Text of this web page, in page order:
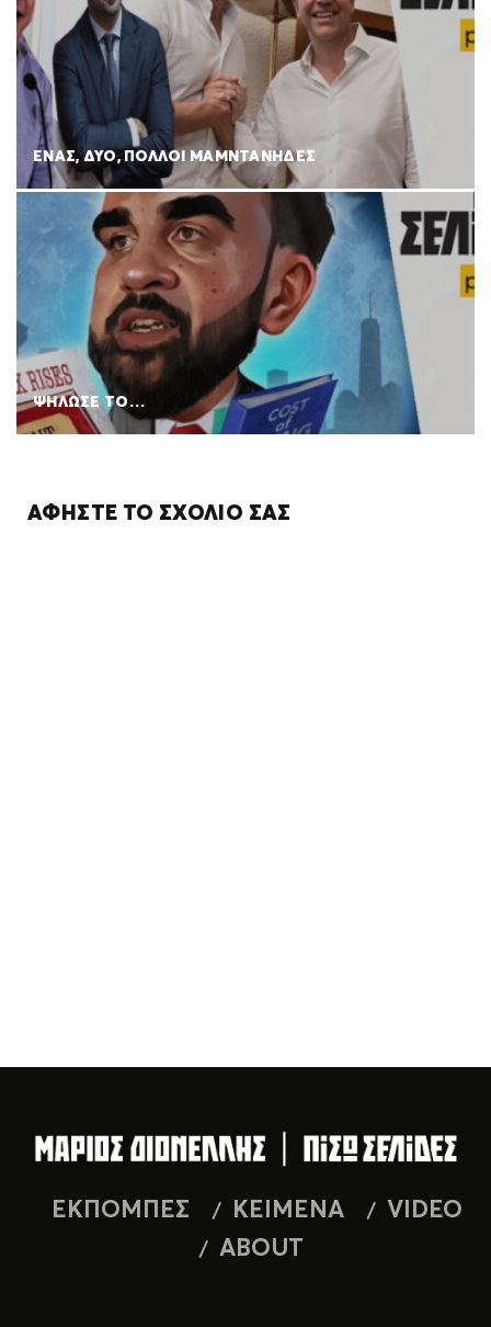
ΕΝΑΣ, ΔΥΟ, ΠΟΛΛΟΙ ΜΑΜΝΤΑΝΗΔΕΣ
ΨΗΛΩΣΕ ΤΟ…
ΑΦΉΣΤΕ ΤΟ ΣΧΌΛΙΌ ΣΑΣ
ΕΚΠΟΜΠΕΣ ΚΕΙΜΕΝΑ
VIDEO
ABOUT